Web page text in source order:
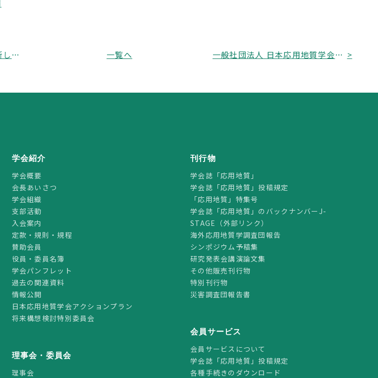
学会刊行物の頒布価格を更新しました 一覧へ 一般社団法人 日本応用地質学会の設立についてのお知らせ 定款，規則のページを更新しました >
学会紹介
学会概要
会長あいさつ
学会組織
支部活動
入会案内
定款・規則・規程
賛助会員
役員・委員名簿
学会パンフレット
過去の関連資料
情報公開
日本応用地質学会アクションプラン
将来構想検討特別委員会
理事会・委員会
理事会
刊行物
学会誌「応用地質」
学会誌「応用地質」投稿規定
「応用地質」特集号
学会誌「応用地質」のバックナンバーJ-
STAGE（外部リンク）
海外応用地質学調査団報告
シンポジウム予稿集
研究発表会講演論文集
その他販売刊行物
特別刊行物
災害調査団報告書
会員サービス
会員サービスについて
学会誌「応用地質」投稿規定
各種手続きのダウンロード